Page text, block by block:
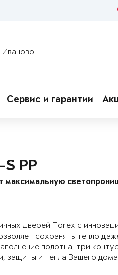
Сервис и гарантии
PP
максимальную
дверей Torex с
сохранять тепло
полотна, три
защиты и тепла Вашего